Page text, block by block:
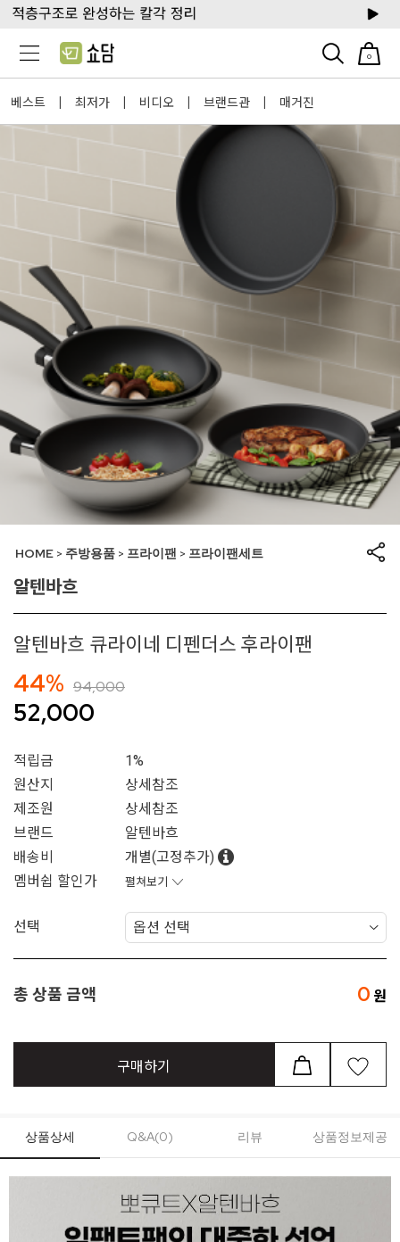
0
베스트 | 최저가 | 비디오 | 브랜드관 | 매거진
HOME > 주방용품 > 프라이팬 > 프라이팬세트
알텐바흐
알텐바흐 큐라이네 디펜더스 후라이팬
44% 94,000
52,000
적립금
1%
원산지
상세참조
제조원
상세참조
브랜드
알텐바흐
배송비
개별(고정추가)
멤버쉽 할인가
펼쳐보기
선택
총 상품 금액 0
구매하기
상품상세 Q&A(0) 리뷰 상품정보제공